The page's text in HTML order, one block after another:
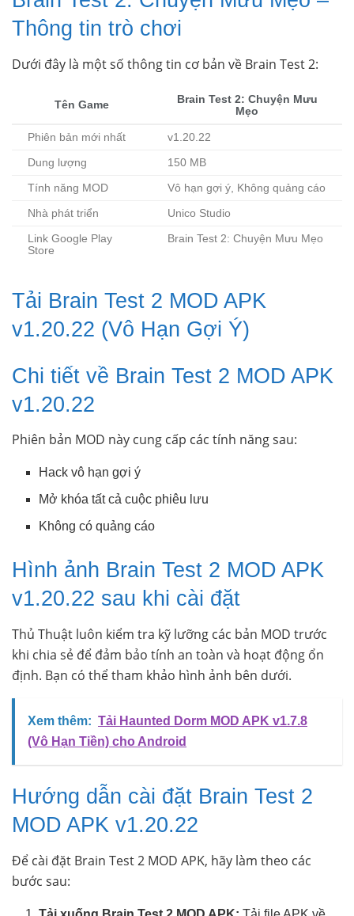
Thông tin trò chơi
Dưới đây là một số thông tin cơ bản về Brain Test 2:
Tên Game
Brain Test 2: Chuyện Mưu
Mẹo
Phiên bản mới nhất v1.20.22
Dung lượng 150 MB
Tính năng MOD Vô hạn gợi ý, Không quảng cáo
Nhà phát triển Unico Studio
Link Google Play
Store
Brain Test 2: Chuyện Mưu Mẹo
Tải Brain Test 2 MOD APK
v1.20.22 (Vô Hạn Gợi Ý)
Chi tiết về Brain Test 2 MOD APK
v1.20.22
Phiên bản MOD này cung cấp các tính năng sau:
Hack vô hạn gợi ý
Mở khóa tất cả cuộc phiêu lưu
Không có quảng cáo
Hình ảnh Brain Test 2 MOD APK
v1.20.22 sau khi cài đặt
Thủ Thuật luôn kiểm tra kỹ lưỡng các bản MOD trước
khi chia sẻ để đảm bảo tính an toàn và hoạt động ổn
định. Bạn có thể tham khảo hình ảnh bên dưới.
Xem thêm: Tải Haunted Dorm MOD APK v1.7.8
(Vô Hạn Tiền) cho Android
Hướng dẫn cài đặt Brain Test 2
MOD APK v1.20.22
Để cài đặt Brain Test 2 MOD APK, hãy làm theo các
bước sau: